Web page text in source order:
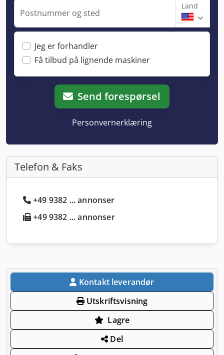
Postnummer og sted
Land
Jeg er forhandler
Få tilbud på lignende maskiner
Send forespørsel
Personvernerklæring
Telefon & Faks
+49 9382 ... annonser
+49 9382 ... annonser
Kontakt leverandør
Utskriftsvisning
Lagre
Del